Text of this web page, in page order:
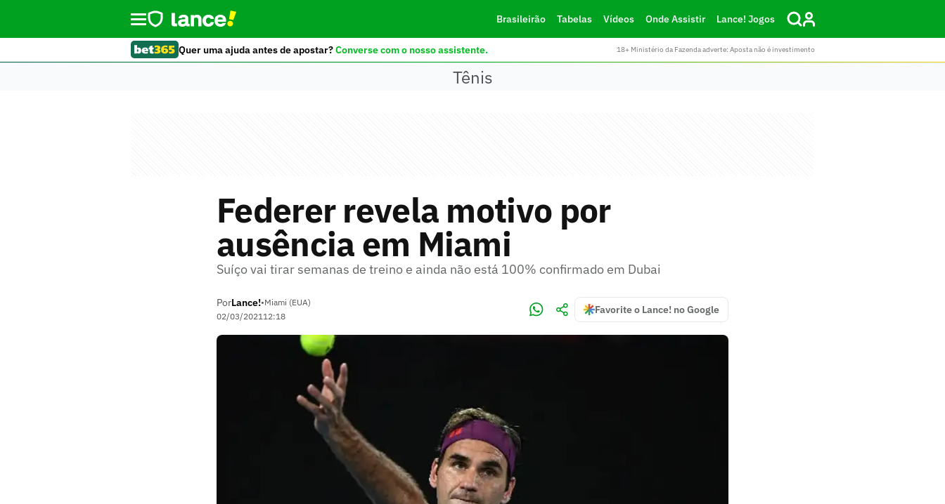
Brasileirão Tabelas Vídeos Onde Assistir Lance! Jogos
Quer uma ajuda antes de apostar?Converse com o nosso assistente. 18+ Ministério da Fazenda adverte: Aposta não é investimento
Tênis
Federer revela motivo por
ausência em Miami
Suíço vai tirar semanas de treino e ainda não está 100% confirmado em Dubai
PorLance!•Miami (EUA)
02/03/202112:18
Favorite o Lance! no Google